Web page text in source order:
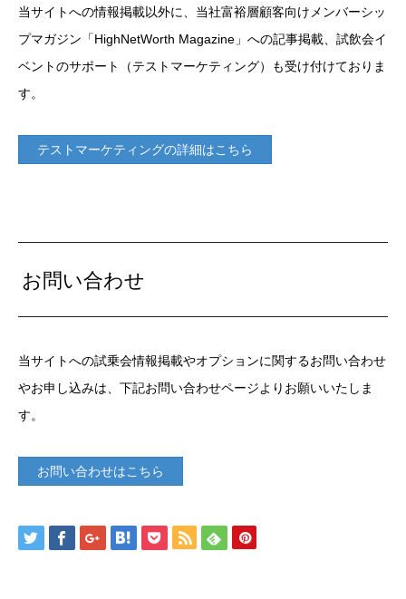
当サイトへの情報掲載以外に、当社富裕層顧客向けメンバーシッ
プマガジン「HighNetWorth Magazine」への記事掲載、試飲会イ
ベントのサポート（テストマーケティング）も受け付けておりま
す。
テストマーケティングの詳細はこちら
お問い合わせ
当サイトへの試乗会情報掲載やオプションに関するお問い合わせ
やお申し込みは、下記お問い合わせページよりお願いいたしま
す。
お問い合わせはこちら